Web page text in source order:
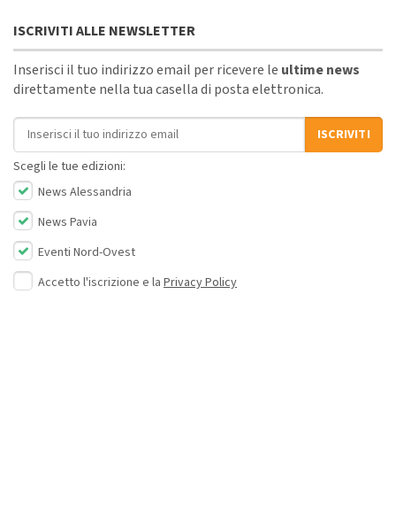
ISCRIVITI ALLE NEWSLETTER
Inserisci il tuo indirizzo email per ricevere le ultime news
direttamente nella tua casella di posta elettronica.
Indirizzo email
ISCRIVITI
Scegli le tue edizioni:
News Alessandria
News Pavia
Eventi Nord-Ovest
Accetto l'iscrizione e la Privacy Policy